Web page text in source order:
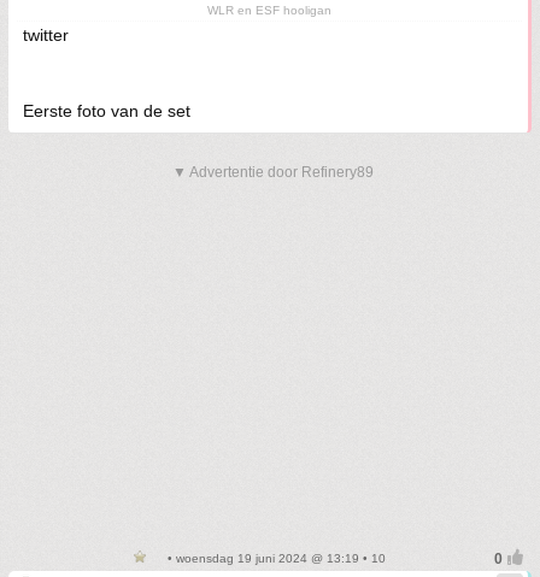
WLR en ESF hooligan
twitter
Eerste foto van de set
▼ Advertentie door Refinery89
• woensdag 19 juni 2024 @ 13:19 • 10